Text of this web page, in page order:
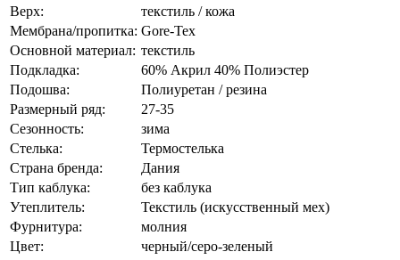
Верх:
текстиль / кожа
Мембрана/пропитка: Gore-Tex
Основной материал: текстиль
Подкладка:
60% Акрил 40% Полиэстер
Подошва:
Полиуретан / резина
Размерный ряд:
27-35
Сезонность:
зима
Стелька:
Термостелька
Страна бренда:
Дания
Тип каблука:
без каблука
Утеплитель:
Текстиль (искусственный мех)
Фурнитура:
молния
Цвет:
черный/серо-зеленый